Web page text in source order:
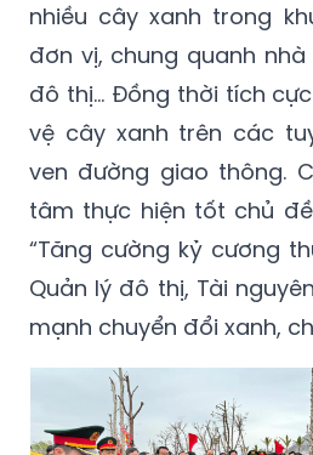
nhiều cây xanh trong
đơn vị, chung quanh nhà
đô thị… Đồng thời tích
vệ cây xanh trên các
ven đường giao thông.
tâm thực hiện tốt chủ
“Tăng cường kỷ cương
Quản lý đô thị, Tài
mạnh chuyển đổi xanh,